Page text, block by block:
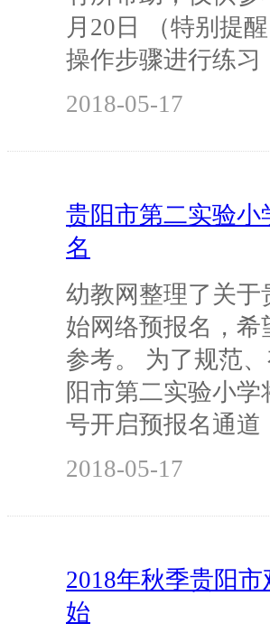
月20日 （特别提
操作步骤进行练习
2018-05-17
贵阳市第二实验小
名
幼教网整理了关于
始网络预报名，
参考。 为了规范
阳市第二实验小
号开启预报名通道
2018-05-17
2018年秋季贵阳
始